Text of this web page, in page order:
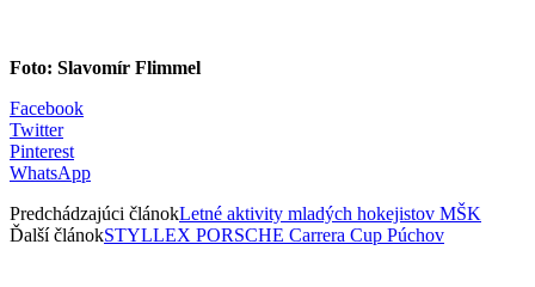
Foto: Slavomír Flimmel
Facebook
Twitter
Pinterest
WhatsApp
Predchádzajúci článokLetné aktivity mladých hokejistov MŠK
Ďalší článokSTYLLEX PORSCHE Carrera Cup Púchov